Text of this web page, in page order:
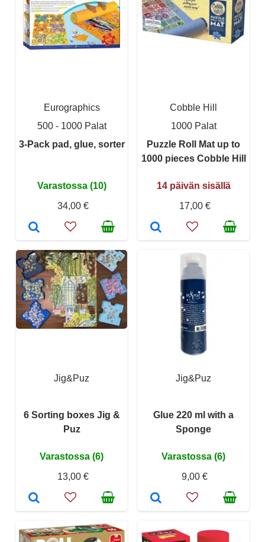
Eurographics
500 - 1000 Palat
3-Pack pad, glue, sorter
Varastossa (10)
34,00 €
Cobble Hill
1000 Palat
Puzzle Roll Mat up to
1000 pieces Cobble Hill
14 päivän sisällä
17,00 €
Jig&Puz
6 Sorting boxes Jig &
Puz
Varastossa (6)
13,00 €
Jig&Puz
Glue 220 ml with a
Sponge
Varastossa (6)
9,00 €